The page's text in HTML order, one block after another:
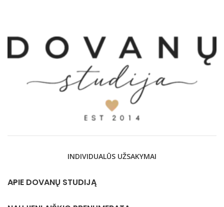
INDIVIDUALŪS UŽSAKYMAI
APIE DOVANŲ STUDIJĄ